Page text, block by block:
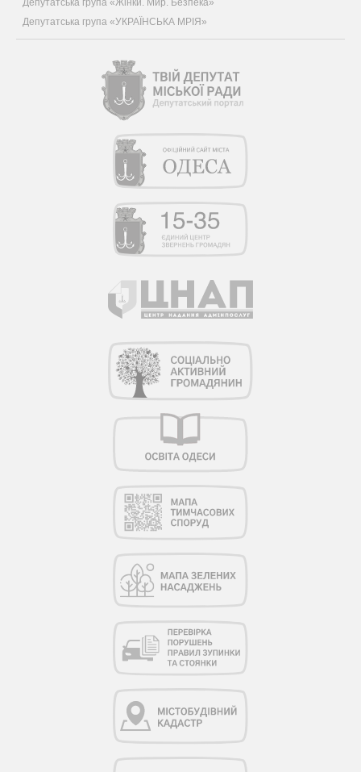
Депутатська група «Жінки. Мир. Безпека»
Депутатська група «УКРАЇНСЬКА МРІЯ»